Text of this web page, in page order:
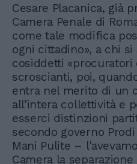
Cesare Placanica, già
Camera Penale di
come tale modifica
ogni cittadino», a chi
cosiddetti «procuratori
scroscianti, poi,
entra nel merito di un
all’intera collettività e
esserci distinzioni
secondo governo
Mani Pulite –
Camera la